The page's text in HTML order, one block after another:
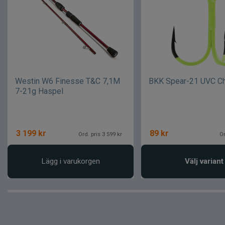
Westin W6 Finesse T&C 7,1M
7-21g Haspel
3 199 kr Ord. pris 3 599 kr
Lägg i varukorgen
BKK Spear-21 UVC
89 kr
Välj variant